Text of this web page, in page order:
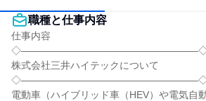
職種と仕事内容
仕事内容
株式会社三井ハイテックについて
電動車（ハイブリッド車（HEV）や電気自